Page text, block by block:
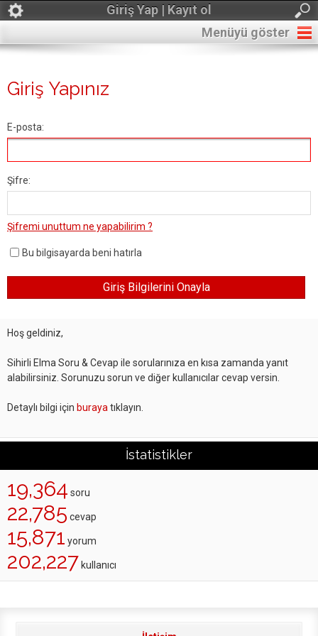
Giriş Yap | Kayıt ol
Menüyü göster
Giriş Yapınız
E-posta:
Şifre:
Şifremi unuttum ne yapabilirim ?
Bu bilgisayarda beni hatırla
Hoş geldiniz,
Sihirli Elma Soru & Cevap ile sorularınıza en kısa zamanda yanıt
alabilirsiniz. Sorunuzu sorun ve diğer kullanıcılar cevap versin.
Detaylı bilgi için buraya tıklayın.
İstatistikler
19,364 soru
22,785 cevap
15,871 yorum
202,227 kullanıcı